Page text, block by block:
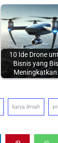
10 Ide Drone
Bisnis yang
karya ilmiah